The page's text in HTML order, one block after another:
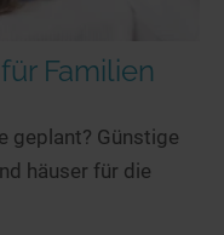
Familien
geplant? Günstige
häuser für die